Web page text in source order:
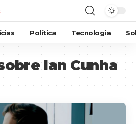
Política Tecnologia
Ian Cunha